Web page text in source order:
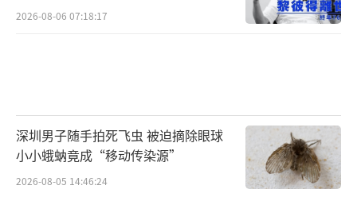
2026-08-06 07:18:17
深圳男子随手拍死飞虫 被迫摘除眼球
小小蛾蚋竟成“移动传染源”
2026-08-05 14:46:24